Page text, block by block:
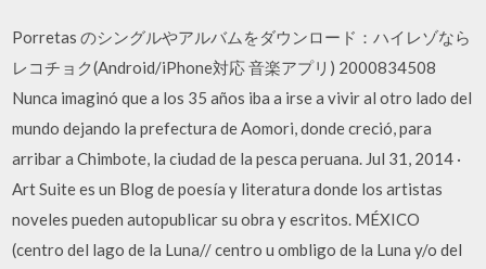
Porretas のシングルやアルバムをダウンロード：ハイレゾなら
レコチョク(Android/iPhone対応 音楽アプリ) 2000834508
Nunca imaginó que a los 35 años iba a irse a vivir al otro lado del
mundo dejando la prefectura de Aomori, donde creció, para
arribar a Chimbote, la ciudad de la pesca peruana. Jul 31, 2014 ·
Art Suite es un Blog de poesía y literatura donde los artistas
noveles pueden autopublicar su obra y escritos. MÉXICO
(centro del lago de la Luna// centro u ombligo de la Luna y/o del